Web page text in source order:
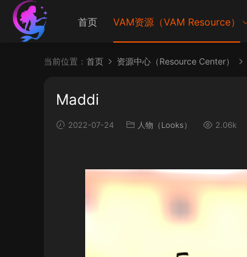
首页 VAM资源（VAM Resource）
当前位置： 首页 资源中心（Resource Center）
Maddi
2022-07-24 人物（Looks） 2.06k